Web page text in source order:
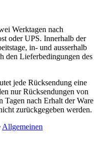
Werktagen nach
oder UPS. Innerhalb der
in- und ausserhalb
den Lieferbedingungen des
jede Rücksendung eine
nur Rücksendungen von
Tagen nach Erhalt der Ware
zurückgegeben werden.
­Allgemeinen